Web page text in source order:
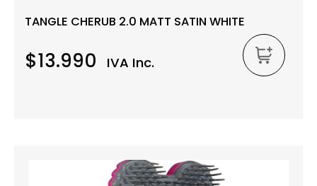
TANGLE CHERUB 2.0 MATT SATIN WHITE
$13.990 IVA Inc.